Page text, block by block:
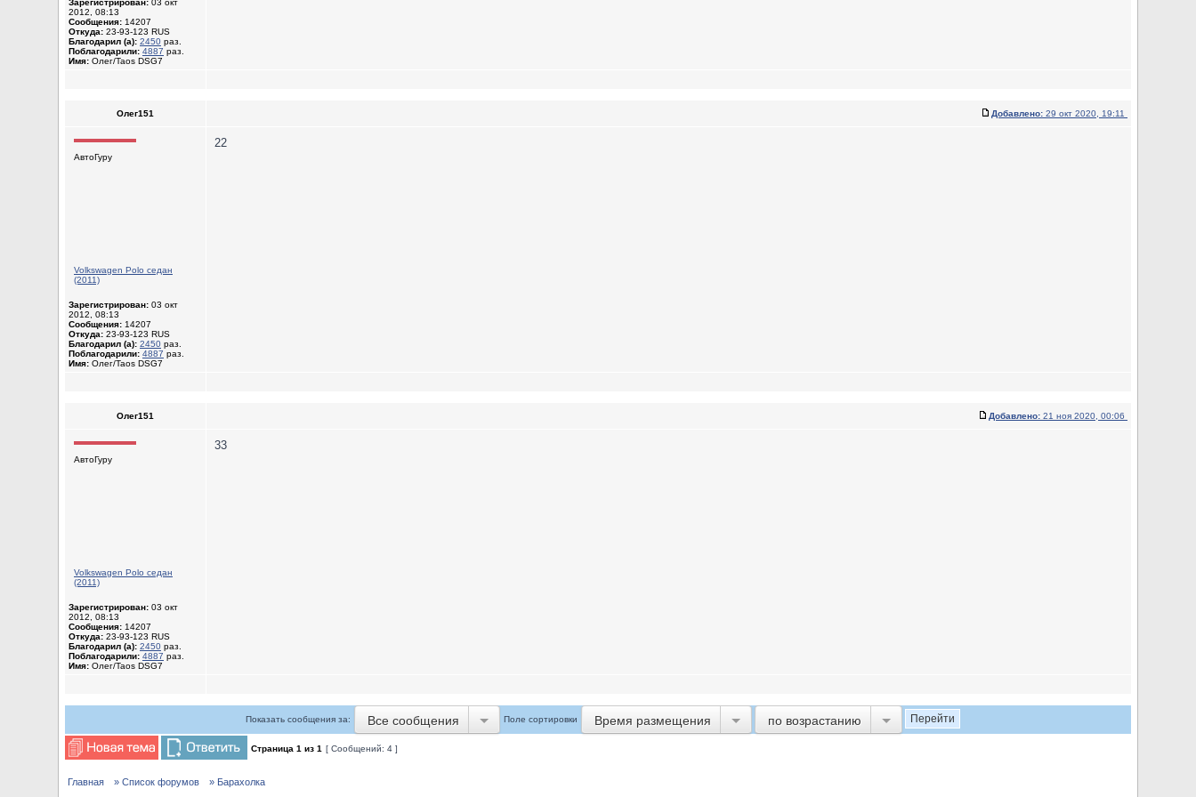
Зарегистрирован: 03 окт
2012, 08:13
Сообщения: 14207
Откуда: 23-93-123 RUS
Благодарил (а): 2450 раз.
Поблагодарили: 4887 раз.
Имя: Олег/Taos DSG7
Олег151 Добавлено: 29 окт 2020, 19:11
АвтоГуру
Volkswagen Polo седан
(2011)
Зарегистрирован: 03 окт
2012, 08:13
Сообщения: 14207
Откуда: 23-93-123 RUS
Благодарил (а): 2450 раз.
Поблагодарили: 4887 раз.
Имя: Олег/Taos DSG7
22
Олег151 Добавлено: 21 ноя 2020, 00:06
АвтоГуру
Volkswagen Polo седан
(2011)
Зарегистрирован: 03 окт
2012, 08:13
Сообщения: 14207
Откуда: 23-93-123 RUS
Благодарил (а): 2450 раз.
Поблагодарили: 4887 раз.
Имя: Олег/Taos DSG7
33
Показать сообщения за: Все сообщения Поле сортировки Время размещения по возрастанию
Страница 1 из 1 [ Сообщений: 4 ]
Главная » Список форумов » Барахолка